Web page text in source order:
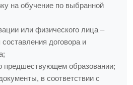
на обучение по выбранной
или физического лица –
договора и
предшествующем образовании;
в соответствии с